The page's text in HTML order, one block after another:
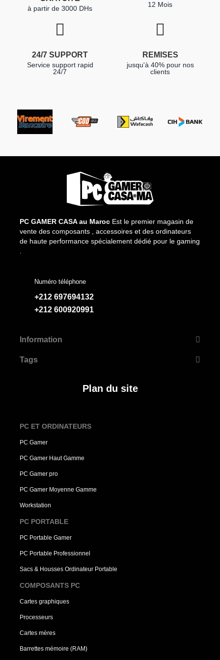
à partir de 3000 DHs 12 Mois
24/7 SUPPORT
Service support rapid
24/7
REMISES
jusqu'à 40% pour nos
clients
PC GAMER CASA au Maroc Est le premier magasin de
vente des composants , accessoires et des ordinateurs
de haute performance spécialement dédié pour le gaming
Numéro téléphone
+212 697694132
+212 600920991
Information
Tags
Plan du site
PC ET ORDINATEURS
PC Gamer
PC Gamer Haut Gamme
PC Gamer pro
PC Gamer Moyenne Gamme
Workstation
PC PORTABLE
PC Portable Gamer
PC Portable Professionnel
Sacs & Housses Ordinateur Portable
COMPOSANTS PC
Cartes graphiques
Processeurs
Cartes mères
Barrettes mémoire (RAM)